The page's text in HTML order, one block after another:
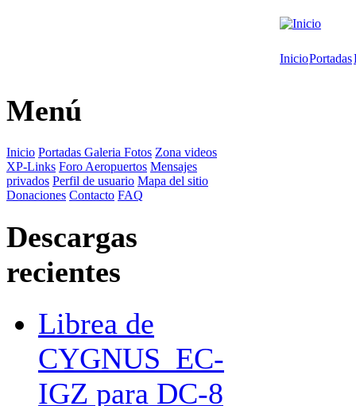
InicioPortadas
Menú
Inicio Portadas Galeria Fotos Zona videos
XP-Links Foro Aeropuertos Mensajes
privados Perfil de usuario Mapa del sitio
Donaciones Contacto FAQ
Descargas
recientes
Librea de
CYGNUS_EC-
IGZ para DC-8